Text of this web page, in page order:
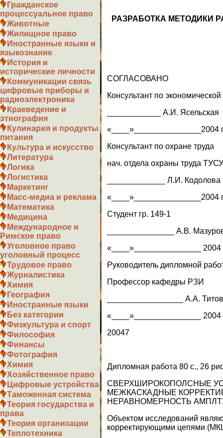
Гражданское
процессуальное право
Животные
Жилищное право
Иностранные языки и
языкознание
История и
исторические личности
Коммуникации связь
цифровые приборы и
радиоэлектроника
Краеведение и
этнография
Кулинария и продукты
питания
Культура и искусство
Литература
Логика
Логистика
Маркетинг
Масс-медиа и реклама
Математика
Медицина
Международное и
Римское право
Уголовное право
уголовный процесс
Трудовое право
Журналистика
Химия
География
Иностранные языки
Без категории
Физкультура и спорт
Философия
Финансы
Фотография
Химия
Хозяйственное право
Цифровые устройства
Таможенная система
Теория государства и
права
Теория организации
Теплотехника
РАЗРАБОТКА МЕТОДИКИ
СОГЛАСОВАНО
Консультант по
____________ А.И. Ясельская
«____»_______________2004
Консультант по охране труда
нач. отдела охраны труда
_____________ Л.И. Кодолова
«____»_______________2004
Cтудент гр. 149-1
_______________ А.В.
«____»_______________ 2004
Руководитель дипломной
Профессор кафедры РЗИ
_________________ А.А. Титов
«____»_______________ 2004
20047
Дипломная работа 80 с., 26
СВЕРХШИРОКОПОЛСНЫЕ
МЕЖКАСКАДНЫЕ
НЕРАВНОМЕРНОСТЬ
Объектом исследований
корректирующими цепями